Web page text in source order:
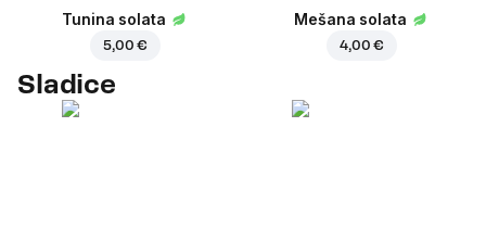
Tunina solata
5,00 €
Mešana solata
4,00 €
Sladice